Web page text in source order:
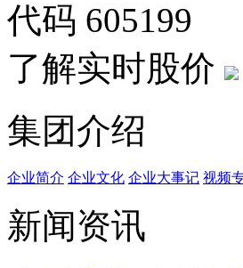
代码 605199
了解实时股价
集团介绍
企业简介 企业文化 企业⼤事记 视频
新闻资讯